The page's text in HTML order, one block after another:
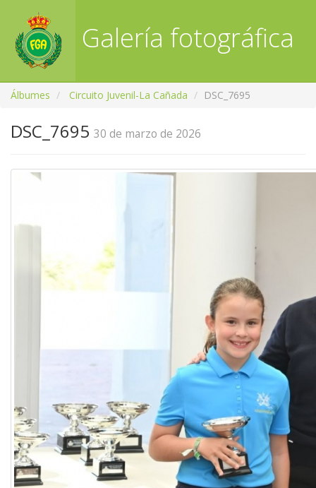
Galería fotográfica
RFGA
Álbumes Circuito Juvenil-La Cañada DSC_7695
DSC_7695 30 de marzo de 2026